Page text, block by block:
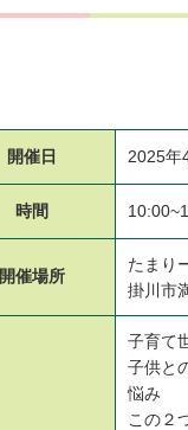
開催日 2025年
時間
開催場所
たまり
掛川市
子育て
子供と
悩み
この２